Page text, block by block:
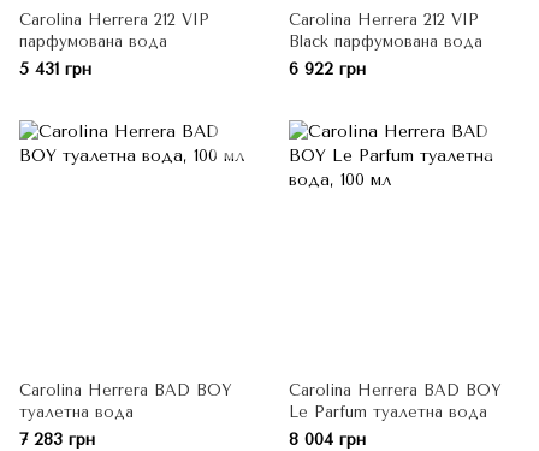
Carolina Herrera 212 VIP
парфумована вода
5 431 грн
Carolina Herrera 212 VIP
Black парфумована вода
6 922 грн
Carolina Herrera BAD BOY
туалетна вода
7 283 грн
Carolina Herrera BAD BOY
Le Parfum туалетна вода
8 004 грн